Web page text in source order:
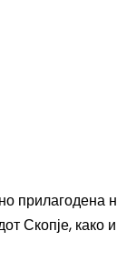
Скопје, како